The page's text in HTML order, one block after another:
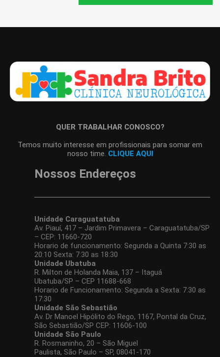
QUER TRABALHAR CONOSCO?
Temos muito interesse em profissionais para somar em
nosso time. CLIQUE AQUI
Nossos Endereços
Unidade Caraguatatuba
Av. Piauí, 417 – Jardim Primavera – Caraguatatuba/SP
– CEP: 11660-720
Horario de funcionamento: Segunda a Quinta 7:30 as
20:10 Sexta: 7:30 as 18:30
Unidade Ubatuba
R. Milton de Holanda Maia, 137 – Itaguá
Ubatuba/SP – CEP 11688-668
Horario de Funcionamento: Segunda a Sexta: 7:30 as
17:30
Unidade São Sebastião
Av. Dr Manoel Hipólito do Rego, 1167, Pontal da Cruz,
São Sebastião/SP CEP: 11606-100
Unidade São Paulo
R. Rosmaninho, 20 – São Miguel
Paulista, São Paulo – SP, 08041-170